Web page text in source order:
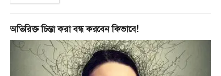
অতিরিক্ত চিন্তা করা বন্ধ করবেন কিভাবে!